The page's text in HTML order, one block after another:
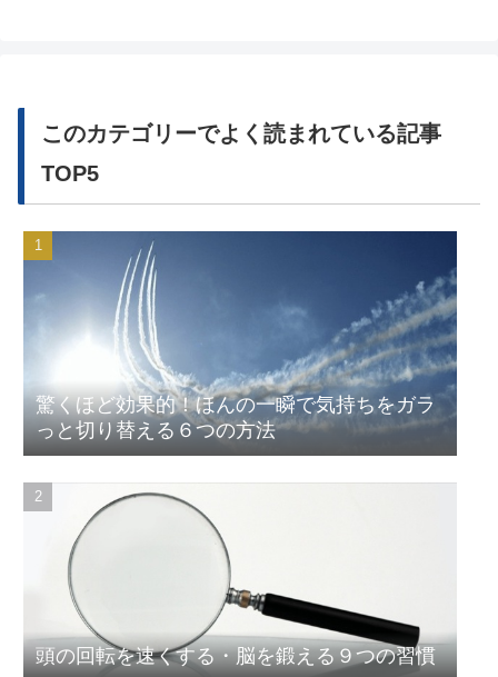
このカテゴリーでよく読まれている記事
TOP5
驚くほど効果的！ほんの一瞬で気持ちをガラ
っと切り替える６つの方法
頭の回転を速くする・脳を鍛える９つの習慣